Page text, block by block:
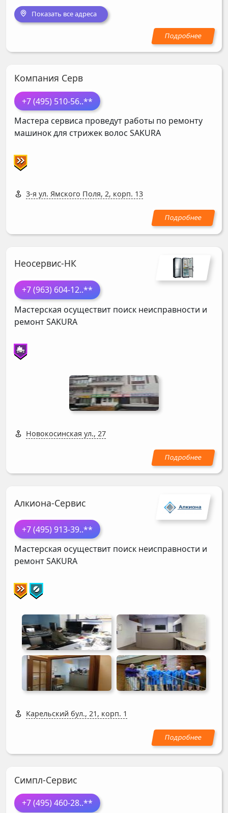
Показать все адреса
Компания Серв
+7 (495) 510-56..**
Мастера сервиса проведут работы по ремонту
машинок для стрижек волос SAKURA
3-я ул. Ямского Поля, 2, корп. 13
Неосервис-НК
+7 (963) 604-12..**
Мастерская осуществит поиск неисправности и
ремонтSAKURA
Новокосинская ул., 27
Алкиона-Сервис
+7 (495) 913-39..**
Мастерская осуществит поиск неисправности и
ремонтSAKURA
Карельский бул., 21, корп. 1
Симпл-Сервис
+7 (495) 460-28..**